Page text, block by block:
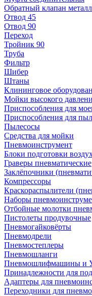
Обратный клапан
Отвод 45
Отвод 90
Переход
Тройник 90
Труба
Фильтр
Шибер
Штаны
Клининговое
Мойки высокого
Приспособления для
Приспособления для
Пылесосы
Средства для мойки
Пневмоинструмент
Блоки подготовки
Граверы пневматические
Заклёпочники
Компрессоры
Краскораспылители
Наборы
Отбойные молотки
Пистолеты продувочные
Пневмогайковёрты
Пневмодрели
Пневмостеплеры
Пневмошланги
Пневмошлифмашины
Принадлежности для
Адаптеры для
Переходники для